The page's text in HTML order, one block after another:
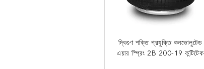
দ্বিগুণ শক্তি প্রযুক্তি কনভোলুটেড
এয়ার স্প্রিং 2B 200-19 কন্টিটেক
পিকআপের জন্য IATF16949
গ্যাস ভরা কনভোলুটেড এয়ার স্প্রিং